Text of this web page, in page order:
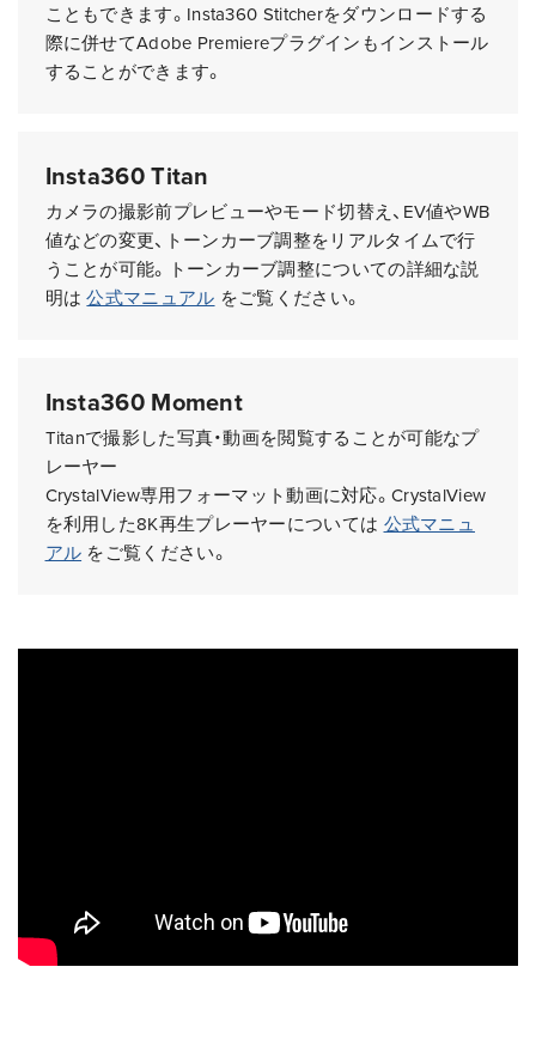
こともできます。Insta360 Stitcherをダウンロードする
際に併せてAdobe Premiereプラグインもインストール
することができます。
Insta360 Titan
カメラの撮影前プレビューやモード切替え、EV値やWB
値などの変更、トーンカーブ調整をリアルタイムで行
うことが可能。トーンカーブ調整についての詳細な説
明は公式マニュアル をご覧ください。
Insta360 Moment
Titanで撮影した写真・動画を閲覧することが可能なプ
レーヤー
CrystalView専用フォーマット動画に対応。CrystalView
を利用した8K再生プレーヤーについては 公式マニュ
アル をご覧ください。